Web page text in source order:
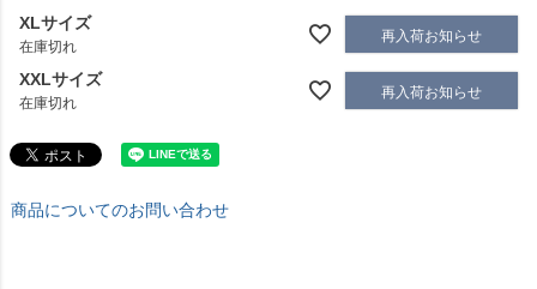
XLサイズ
在庫切れ
再入荷お知らせ
XXLサイズ
在庫切れ
再入荷お知らせ
商品についてのお問い合わせ